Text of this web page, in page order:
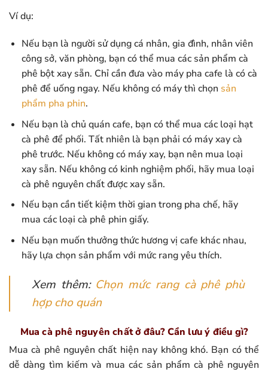
Ví dụ:
Nếu bạn là người sử dụng cá nhân, gia đình, nhân viên
công sở, văn phòng, bạn có thể mua các sản phẩm cà
phê bột xay sẵn. Chỉ cần đưa vào máy pha cafe là có cà
phê để uống ngay. Nếu không có máy thì chọn sản
phẩm pha phin.
Nếu bạn là chủ quán cafe, bạn có thể mua các loại hạt
cà phê để phối. Tất nhiên là bạn phải có máy xay cà
phê trước. Nếu không có máy xay, bạn nên mua loại
xay sẵn. Nếu không có kinh nghiệm phối, hãy mua loại
cà phê nguyên chất được xay sẵn.
Nếu bạn cần tiết kiệm thời gian trong pha chế, hãy
mua các loại cà phê phin giấy.
Nếu bạn muốn thưởng thức hương vị cafe khác nhau,
hãy lựa chọn sản phẩm với mức rang yêu thích.
Xem thêm: Chọn mức rang cà phê phù
hợp cho quán
Mua cà phê nguyên chất ở đâu? Cần lưu ý điều gì?
Mua cà phê nguyên chất hiện nay không khó. Bạn có thể
dễ dàng tìm kiếm và mua các sản phẩm cà phê nguyên